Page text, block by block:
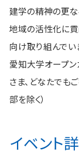
建学の精神の更
地域の活性化に
向け取り組んでい
愛知大学オープン
さま、どなたでも
部を除く）
イベント